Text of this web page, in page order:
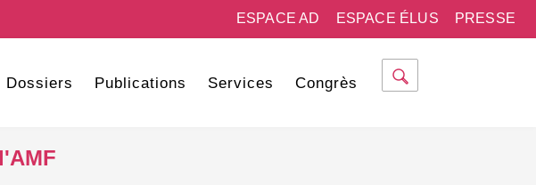
PRESSE
ESPACE ÉLUS
ESPACE AD
Dossiers Publications Services Congrès